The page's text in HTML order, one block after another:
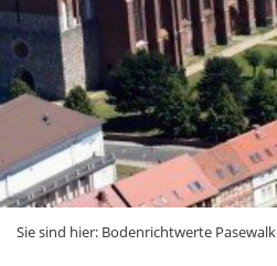
Sie sind hier: Bodenrichtwerte Pasewalk